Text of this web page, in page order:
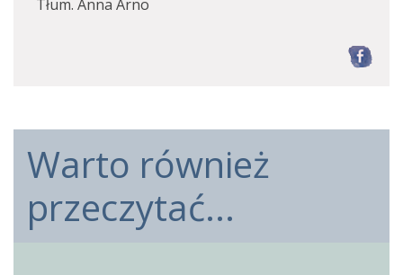
Tłum. Anna Arno
Warto również
przeczytać...